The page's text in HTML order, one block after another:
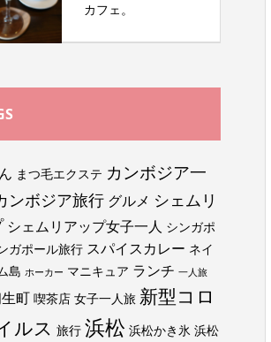
カフェ。
まつ毛エクステ カンボジア一
ンボジア旅行 グルメ シェムリ
シェムリアップ女子一人 シンガポ
ガポール旅行 スパイスカレー ネイ
島 ホーカー マニキュア ランチ 一人旅
町 喫茶店 女子一人旅 新型コロ
ルス 旅行 浜松 浜松かき氷 浜松